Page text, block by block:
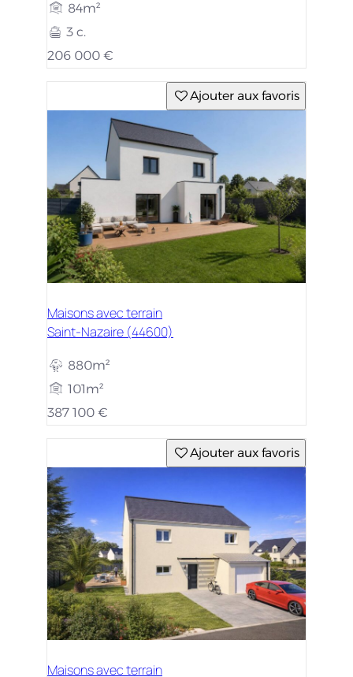
84m²
3 c.
206 000 €
Ajouter aux favoris
Maisons avec terrain
Saint-Nazaire (44600)
880m²
101m²
387 100 €
Ajouter aux favoris
Maisons avec terrain